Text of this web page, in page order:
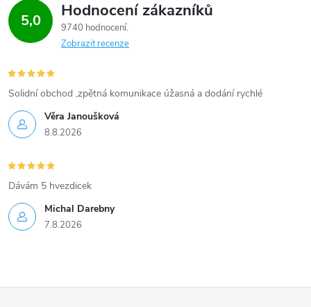
k
v
ý
p
i
s
u
5,0 Hodnocení zákazníků
9740 hodnocení
Zobrazit recenze
Věra Janoušková
8.8.2026
Solidní obchod ,zpětná komunikace úžasná a dodání rychlé
Michal Darebny
7.8.2026
Dávám 5 hvezdicek